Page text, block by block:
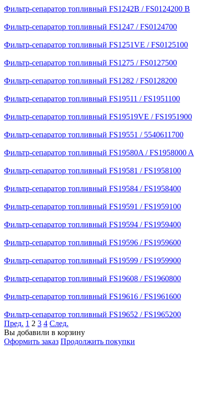
Фильтр-сепаратор топливный FS1242B / FS0124200 B
Фильтр-сепаратор топливный FS1247 / FS0124700
Фильтр-сепаратор топливный FS1251VE / FS0125100
Фильтр-сепаратор топливный FS1275 / FS0127500
Фильтр-сепаратор топливный FS1282 / FS0128200
Фильтр-сепаратор топливный FS19511 / FS1951100
Фильтр-сепаратор топливный FS19519VE / FS1951900
Фильтр-сепаратор топливный FS19551 / 5540611700
Фильтр-сепаратор топливный FS19580A / FS1958000 A
Фильтр-сепаратор топливный FS19581 / FS1958100
Фильтр-сепаратор топливный FS19584 / FS1958400
Фильтр-сепаратор топливный FS19591 / FS1959100
Фильтр-сепаратор топливный FS19594 / FS1959400
Фильтр-сепаратор топливный FS19596 / FS1959600
Фильтр-сепаратор топливный FS19599 / FS1959900
Фильтр-сепаратор топливный FS19608 / FS1960800
Фильтр-сепаратор топливный FS19616 / FS1961600
Фильтр-сепаратор топливный FS19652 / FS1965200
Пред. 1 2 3 4 След.
Вы добавили в корзину
Оформить заказ Продолжить покупки